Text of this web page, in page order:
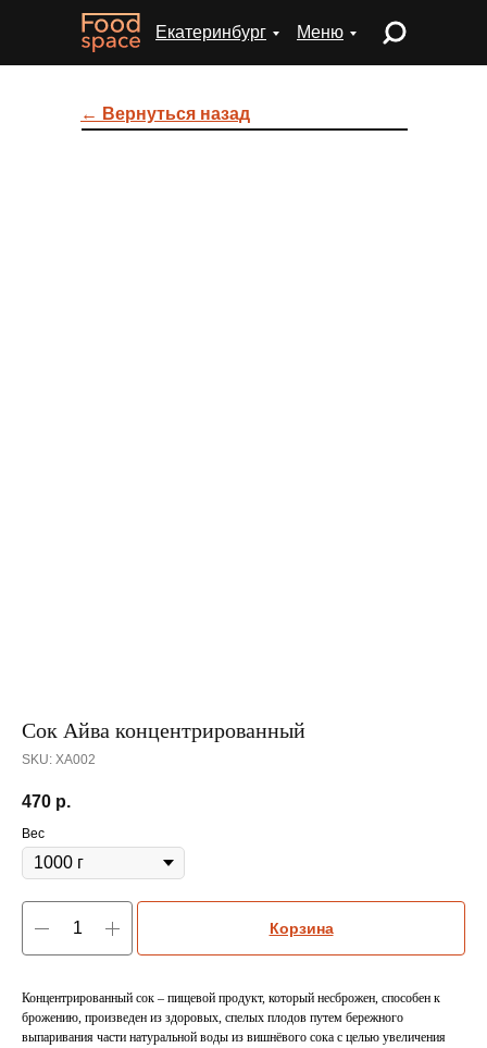
← Вернуться назад
Меню
Екатеринбург
Сок Айва концентрированный
SKU: ХА002
470 р.
Вес
Корзина
Концентрированный сок – пищевой продукт, который несброжен, способен к
брожению, произведен из здоровых, спелых плодов путем бережного
выпаривания части натуральной воды из вишнёвого сока с целью увеличения